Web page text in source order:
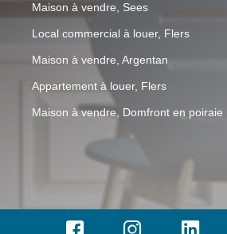
Maison à vendre, Sees
Local commercial à louer, Flers
Maison à vendre, Argentan
Appartement à louer, Flers
Maison à vendre, Domfront en poiraie